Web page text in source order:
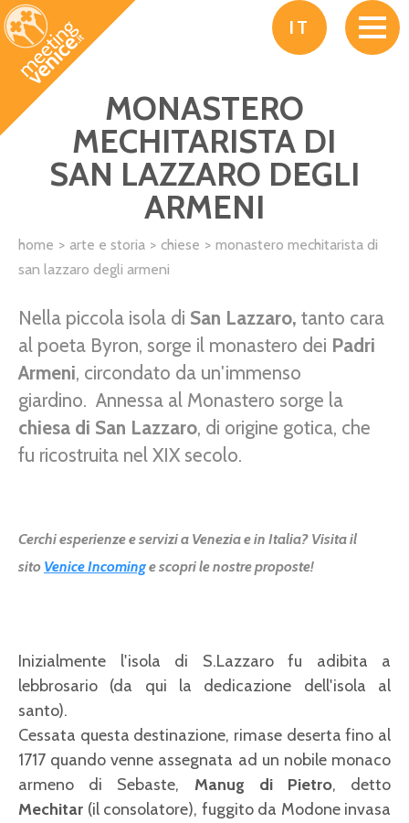
Salta al contenuto principale
IT
MONASTERO
MECHITARISTA DI
SAN LAZZARO DEGLI
ARMENI
home arte e storia chiese
monastero mechitarista di
san lazzaro degli armeni
Nella piccola isola di San Lazzaro, tanto cara
al poeta Byron, sorge il monastero dei Padri
Armeni, circondato da un'immenso
giardino. Annessa al Monastero sorge la
chiesa di San Lazzaro, di origine gotica, che
fu ricostruita nel XIX secolo.
Cerchi esperienze e servizi a Venezia e in Italia? Visita il
sito Venice Incominge scopri le nostre proposte!
Inizialmente l'isola di S.Lazzaro fu adibita a
lebbrosario (da qui la dedicazione dell'isola al
santo).
Cessata questa destinazione, rimase deserta fino al
1717 quando venne assegnata ad un nobile monaco
armeno di Sebaste, Manug di Pietro, detto
Mechitar (il consolatore), fuggito da Modone invasa